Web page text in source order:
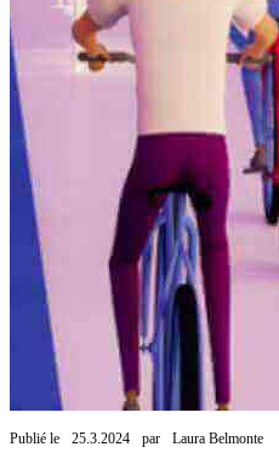
Publié le 25.3.2024 par Laura Belmonte